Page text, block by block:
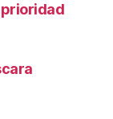
prioridad